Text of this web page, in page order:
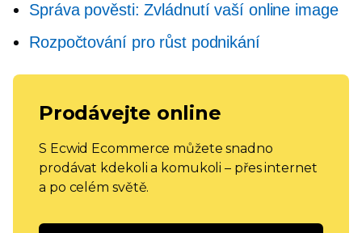
Správa pověsti: Zvládnutí vaší online image
Rozpočtování pro růst podnikání
Prodávejte online
S Ecwid Ecommerce můžete snadno
prodávat kdekoli a komukoli – přes internet
a po celém světě.